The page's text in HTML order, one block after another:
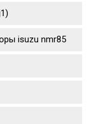
isuzu nmr85